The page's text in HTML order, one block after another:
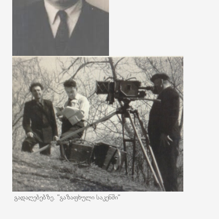
გადაღებებზე. "გაზაფხული საკენში"